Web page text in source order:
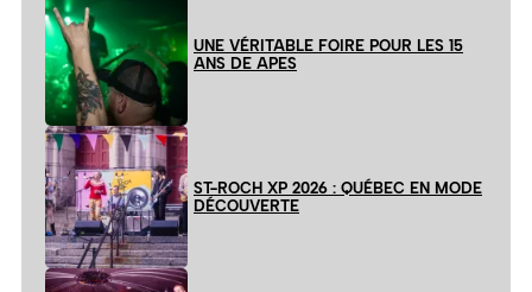
UNE VÉRITABLE FOIRE POUR LES 15
ANS DE APES
ST-ROCH XP 2026 : QUÉBEC EN MODE
DÉCOUVERTE